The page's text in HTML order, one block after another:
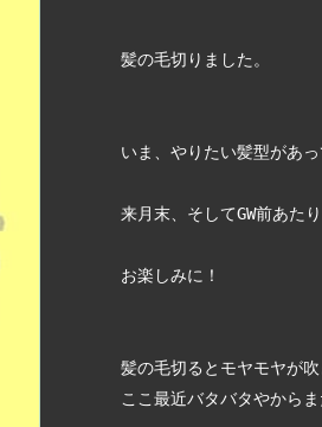
髪の毛切りました。
いま、やりたい髪型があ
来月末、そしてGW前あた
お楽しみに！
髪の毛切るとモヤモヤが吹
ここ最近バタバタやから